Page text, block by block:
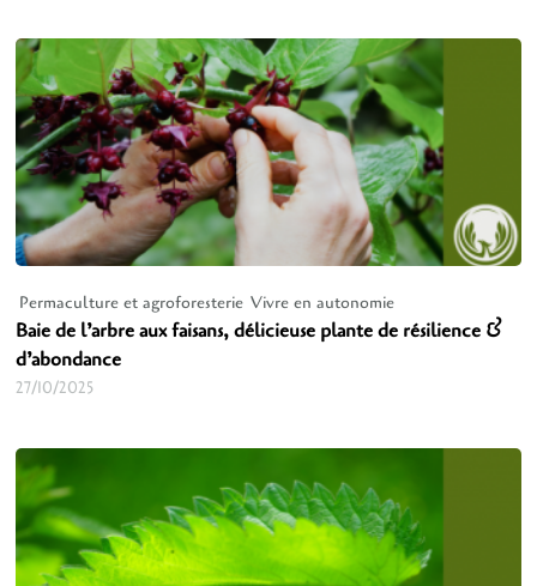
Permaculture et agroforesterie Vivre en autonomie
Baie de l’arbre aux faisans, délicieuse plante de résilience &
d’abondance
27/10/2025